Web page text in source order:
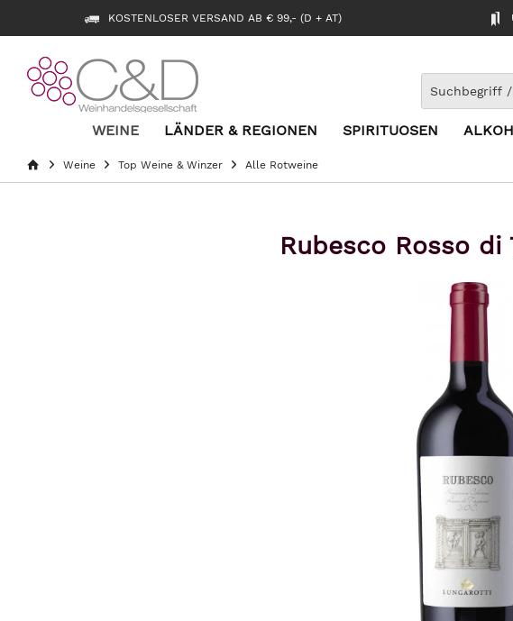
KOSTENLOSER VERSAND AB € 99,- (D + AT)
WEINE LÄNDER & REGIONEN SPIRITUOSEN
Weine Top Weine & Winzer Alle Rotweine
Rubesco Rosso di